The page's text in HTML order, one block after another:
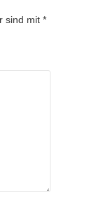
sind mit *